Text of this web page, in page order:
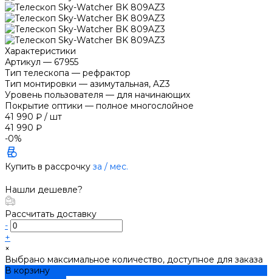
Характеристики
Артикул — 67955
Тип телескопа — рефрактор
Тип монтировки — азимутальная, AZ3
Уровень пользователя — для начинающих
Покрытие оптики — полное многослойное
41 990 ₽ / шт
41 990 ₽
-0%
Купить в рассрочку за / мес.
Нашли дешевле?
Рассчитать доставку
-
+
×
Выбрано максимальное количество, доступное для заказа
В корзину